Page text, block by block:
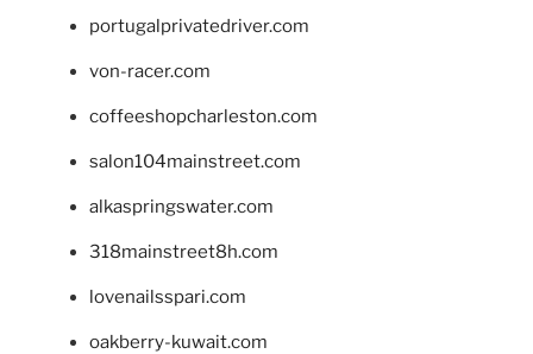
portugalprivatedriver.com
von-racer.com
coffeeshopcharleston.com
salon104mainstreet.com
alkaspringswater.com
318mainstreet8h.com
lovenailsspari.com
oakberry-kuwait.com